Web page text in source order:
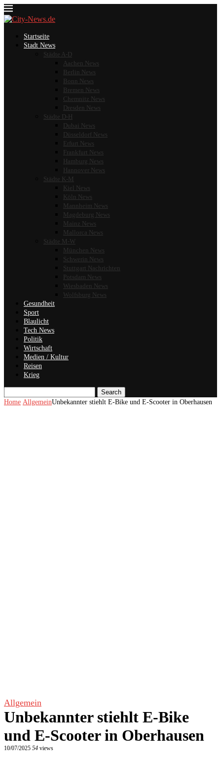
Startseite
Stadt News
Städte A-D
Aachen News
Berlin News
Bonn News
Bremen News
Chemnitz News
Dresden News
Städte D-H
Dubai News
Düsseldorf News
Erfurt News
Frankfurt News
Hamburg News
Hannover News
Städte K-M
Kiel News
Köln News
Mannheim News
Magdeburg News
Mainz News
Mallorca News
Städte M-W
München News
Schwerin News
Stuttgart Nachrichten
Potsdam News
Wiesbaden News
Wolfsburg News
Gesundheit
Sport
Blaulicht
Tech News
Politik
Wirtschaft
Medien / Kultur
Reisen
Krieg
Search
Home AllgemeinUnbekannter stiehlt E-Bike und E-Scooter in Oberhausen
Allgemein
Unbekannter stiehlt E-Bike
und E-Scooter in Oberhausen
10/07/2025 54 views